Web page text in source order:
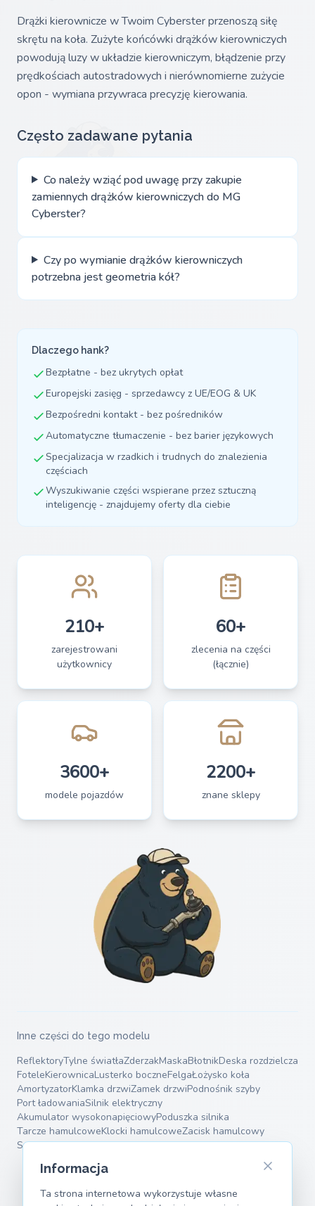
Drążki kierownicze w Twoim Cyberster przenoszą siłę
skrętu na koła. Zużyte końcówki drążków kierowniczych
powodują luzy w układzie kierowniczym, błądzenie przy
prędkościach autostradowych i nierównomierne zużycie
opon - wymiana przywraca precyzję kierowania.
Często zadawane pytania
Co należy wziąć pod uwagę przy zakupie
zamiennych drążków kierowniczych do MG
Cyberster?
Czy po wymianie drążków kierowniczych
potrzebna jest geometria kół?
Dlaczego hank?
Bezpłatne - bez ukrytych opłat
Europejski zasięg - sprzedawcy z UE/EOG & UK
Bezpośredni kontakt - bez pośredników
Automatyczne tłumaczenie - bez barier językowych
Specjalizacja w rzadkich i trudnych do znalezienia
częściach
Wyszukiwanie części wspierane przez sztuczną
inteligencję - znajdujemy oferty dla ciebie
210+
zarejestrowani
użytkownicy
60+
zlecenia na części
(łącznie)
3600+
modele pojazdów
2200+
znane sklepy
Inne części do tego modelu
ReflektoryTylne światłaZderzakMaskaBłotnikDeska rozdzielcza
FoteleKierownicaLusterko boczneFelgaŁożysko koła
AmortyzatorKlamka drzwiZamek drzwiPodnośnik szyby
Port ładowaniaSilnik elektryczny
Akumulator wysokonapięciowyPoduszka silnika
Tarcze hamulcoweKlocki hamulcoweZacisk hamulcowy
Sprężyny zawieszeniaWahacze
Informacja
Ta strona internetowa wykorzystuje własne